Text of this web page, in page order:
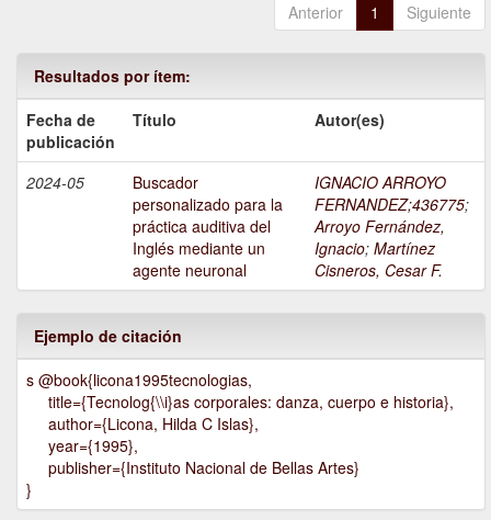
Anterior 1 Siguiente
Resultados por ítem:
Fecha de
publicación
Título Autor(es)
2024-05
Buscador
personalizado para la
práctica auditiva del
Inglés mediante un
agente neuronal
IGNACIO ARROYO
FERNANDEZ;436775;
Arroyo Fernández,
Ignacio; Martínez
Cisneros, Cesar F.
Ejemplo de citación
s @book{licona1995tecnologias,
title={Tecnolog{\\i}as corporales: danza, cuerpo e historia},
author={Licona, Hilda C Islas},
year={1995},
publisher={Instituto Nacional de Bellas Artes}
}